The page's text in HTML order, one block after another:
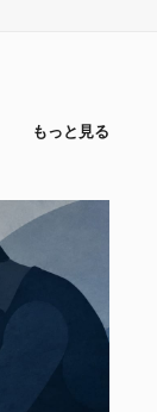
もっと見る